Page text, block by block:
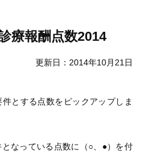
療報酬点数2014
更新日：2014年10月21日
とする点数をピックアップしま
なっている点数に（○、●）を付